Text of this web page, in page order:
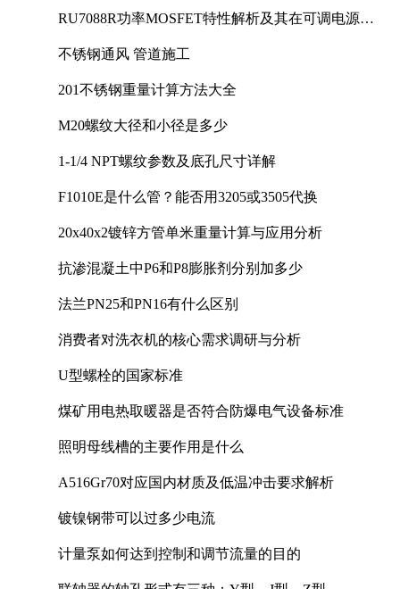
RU7088R功率MOSFET特性解析及其在可调电源设
不锈钢通风 管道施工
201不锈钢重量计算方法大全
M20螺纹大径和小径是多少
1-1/4 NPT螺纹参数及底孔尺寸详解
F1010E是什么管？能否用3205或3505代换
20x40x2镀锌方管单米重量计算与应用分析
抗渗混凝土中P6和P8膨胀剂分别加多少
法兰PN25和PN16有什么区别
消费者对洗衣机的核心需求调研与分析
U型螺栓的国家标准
煤矿用电热取暖器是否符合防爆电气设备标准
照明母线槽的主要作用是什么
A516Gr70对应国内材质及低温冲击要求解析
镀镍钢带可以过多少电流
计量泵如何达到控制和调节流量的目的